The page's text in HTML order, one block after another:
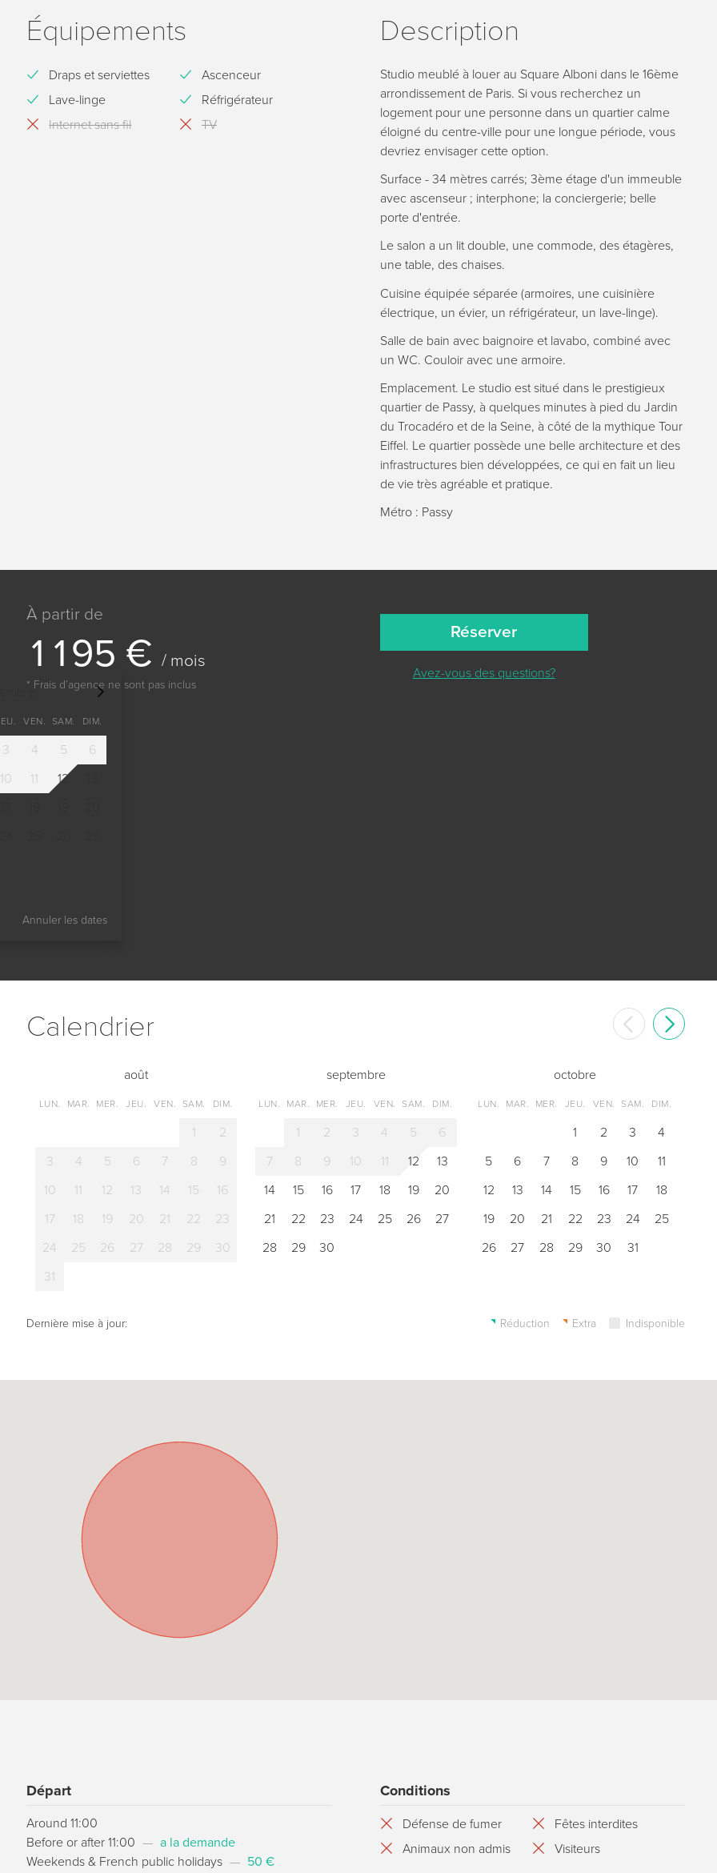
Équipements
Draps et serviettes
Ascenceur
Lave-linge
Réfrigérateur
Internet sans fil
TV
Description
Studio meublé à louer au Square Alboni dans le 16ème
arrondissement de Paris. Si vous recherchez un
logement pour une personne dans un quartier calme
éloigné du centre-ville pour une longue période, vous
devriez envisager cette option.
Surface - 34 mètres carrés; 3ème étage d'un immeuble
avec ascenseur ; interphone; la conciergerie; belle
porte d'entrée.
Le salon a un lit double, une commode, des étagères,
une table, des chaises.
Cuisine équipée séparée (armoires, une cuisinière
électrique, un évier, un réfrigérateur, un lave-linge).
Salle de bain avec baignoire et lavabo, combiné avec
un WC. Couloir avec une armoire.
Emplacement. Le studio est situé dans le prestigieux
quartier de Passy, à quelques minutes à pied du Jardin
du Trocadéro et de la Seine, à côté de la mythique Tour
Eiffel. Le quartier possède une belle architecture et des
infrastructures bien développées, ce qui en fait un lieu
de vie très agréable et pratique.
Métro : Passy
VEN. SAM. DIM.
3 4 5
6
10 11 12
Annuler les dates
À partir de
1 195 € / mois
* Frais dʼagence ne sont pas inclus
Réserver
Avez-vous des questions?
Сalendrier
août
LUN. MAR. MER. JEU. VEN. SAM. DIM.
1
2
3
4 5 6 7 8
9
10
11 12 13 14 15
16
17
18 19 20 21 22
23
24
25 26 27 28 29
30
31
septembre
LUN. MAR. MER. JEU. VEN. SAM. DIM.
1 2 3 4 5
6
7
8 9 10 11 12
13
14
15 16 17 18 19
20
21
22 23 24 25 26
27
28
29 30
octobre
LUN. MAR. MER. JEU. VEN. SAM. DIM.
1 2 3
4
5
6 7 8 9 10
11
12
13 14 15 16 17
18
19
20 21 22 23 24
25
26
27 28 29 30 31
Dernière mise à jour: Réduction Extra Indisponible
Départ
Around 11:00
Before or after 11:00 — a la demande
Weekends & French public holidays — 50 €
Conditions
Défense de fumer
Fêtes interdites
Animaux non admis
Visiteurs